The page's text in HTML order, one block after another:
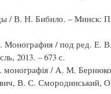
/ В. Н. Бибило. – Минск:
Монография / под ред. Е.
2013. – 673 с.
монографія / А. М.
В. С. Смородинський,